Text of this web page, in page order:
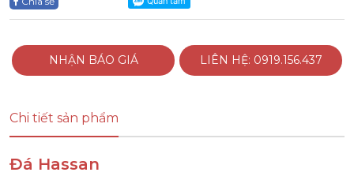
NHẬN BÁO GIÁ LIÊN HỆ: 0919.156.437
Chi tiết sản phẩm
Đá Hassan